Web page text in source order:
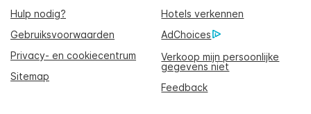
Hulp nodig?
Hotels verkennen
Gebruiksvoorwaarden
AdChoices
Privacy- en cookiecentrum
Verkoop mijn persoonlijke
gegevens niet
Sitemap
Feedback